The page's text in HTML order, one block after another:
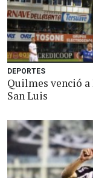
DEPORTES
Quilmes venció a
San Luis